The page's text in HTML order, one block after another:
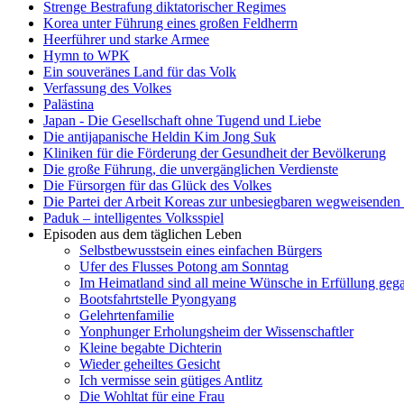
Strenge Bestrafung diktatorischer Regimes
Korea unter Führung eines großen Feldherrn
Heerführer und starke Armee
Hymn to WPK
Ein souveränes Land für das Volk
Verfassung des Volkes
Palästina
Japan - Die Gesellschaft ohne Tugend und Liebe
Die antijapanische Heldin Kim Jong Suk
Kliniken für die Förderung der Gesundheit der Bevölkerung
Die große Führung, die unvergänglichen Verdienste
Die Fürsorgen für das Glück des Volkes
Die Partei der Arbeit Koreas zur unbesiegbaren
Paduk – intelligentes Volksspiel
Episoden aus dem täglichen Leben
Selbstbewusstsein eines einfachen Bürgers
Ufer des Flusses Potong am Sonntag
Im Heimatland sind all meine Wünsche in Erfüllung
Bootsfahrtstelle Pyongyang
Gelehrtenfamilie
Yonphunger Erholungsheim der Wissenschaftler
Kleine begabte Dichterin
Wieder geheiltes Gesicht
Ich vermisse sein gütiges Antlitz
Die Wohltat für eine Frau